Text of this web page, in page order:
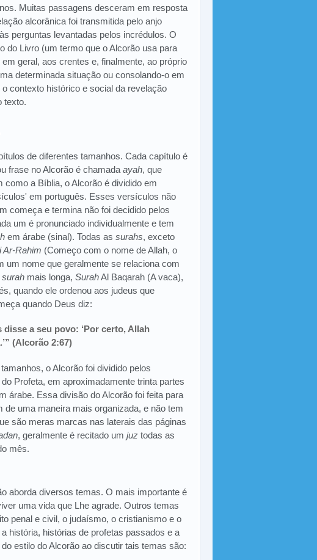
Muitas passagens desceram em resposta
alcorânica foi transmitida pelo anjo
perguntas levantadas pelos incrédulos. O
do Livro (um termo que o Alcorão usa para
geral, aos crentes e, finalmente, ao próprio
determinada situação ou consolando-o em
contexto histórico e social da revelação
texto.
de diferentes tamanhos. Cada capítulo é
frase no Alcorão é chamada ayah, que
a Bíblia, o Alcorão é dividido em
em português. Esses versículos não
começa e termina não foi decidido pelos
um é pronunciado individualmente e tem
em árabe (sinal). Todas as surahs, exceto
Ar-Rahim (Começo com o nome de Allah, o
um nome que geralmente se relaciona com
surah mais longa, SurahAl Baqarah (A vaca),
quando ele ordenou aos judeus que
quando Deus diz:
a seu povo: ‘Por certo, Allah
(Alcorão 2:67)
o Alcorão foi dividido pelos
Profeta, em aproximadamente trinta partes
árabe. Essa divisão do Alcorão foi feita para
uma maneira mais organizada, e não tem
são meras marcas nas laterais das páginas
, geralmente é recitado um juz todas as
mês.
aborda diversos temas. O mais importante é
uma vida que Lhe agrade. Outros temas
penal e civil, o judaísmo, o cristianismo e o
história, histórias de profetas passados e a
estilo do Alcorão ao discutir tais temas são: